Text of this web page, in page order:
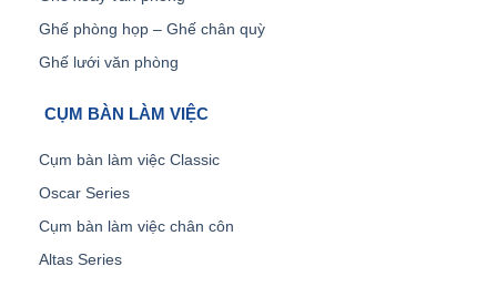
Ghế phòng họp – Ghế chân quỳ
Ghế lưới văn phòng
CỤM BÀN LÀM VIỆC
Cụm bàn làm việc Classic
Oscar Series
Cụm bàn làm việc chân côn
Altas Series